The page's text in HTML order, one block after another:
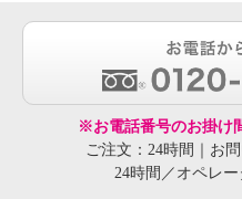
※お電話番号のお掛け
ご注文：24時間｜お
24時間／オペレ